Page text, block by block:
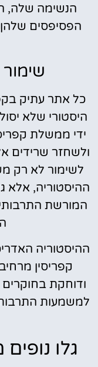
הנשימה שלה,
הפסיפסים שלהן,
כל אתר עתיק
היסטורי שלא
ידי ממשלת
ולשחזר שרידים
לשימור לא רק
ההיסטוריה,
המורשת
ההיסטוריה
קפריסין
ודוחקת
למשמעות
גלו